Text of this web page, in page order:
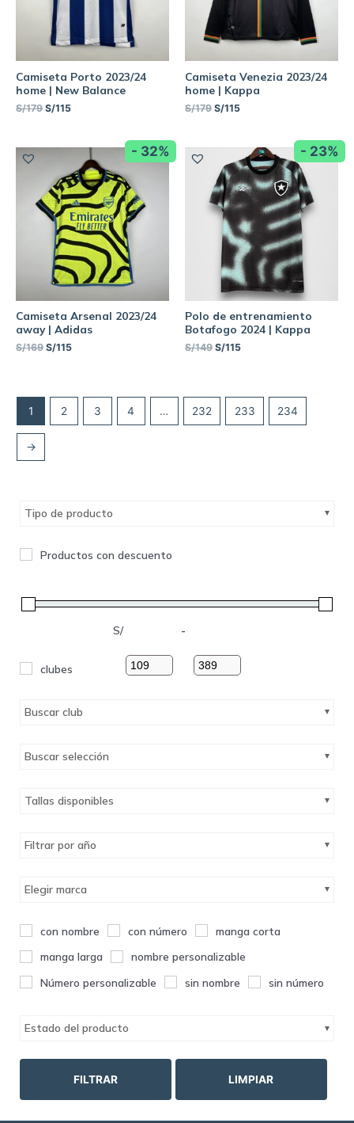
Tipo de producto
Productos con descuento
S/ -
clubes
Buscar club
Buscar selección
Tallas disponibles
Filtrar por año
Elegir marca
con nombre con número
manga corta
manga larga
nombre personalizable
Número personalizable
sin nombre sin número
Estado del producto
FILTRAR LIMPIAR
Camiseta Porto 2023/24
home | New Balance
S/179 S/115
Camiseta Venezia 2023/24
home | Kappa
S/179 S/115
- 32%
Camiseta Arsenal 2023/24
away | Adidas
S/169 S/115
- 23%
Polo de entrenamiento
Botafogo 2024 | Kappa
S/149 S/115
1 2 3 4 … 232 233 234
→